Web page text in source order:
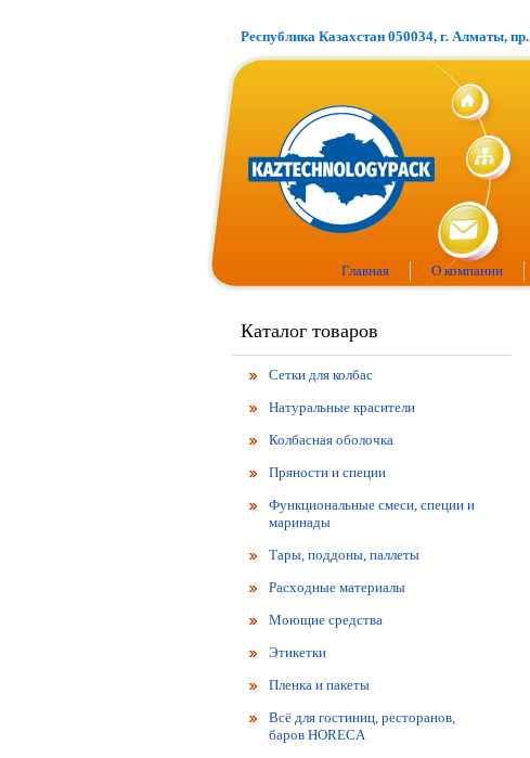
Республика Казахстан 050034, г. Алматы,
Главная О компании
Каталог товаров
Сетки для колбас
Натуральные красители
Колбасная оболочка
Пряности и специи
Функциональные смеси, специи и
маринады
Тары, поддоны, паллеты
Расходные материалы
Моющие средства
Этикетки
Пленка и пакеты
Всё для гостиниц, ресторанов,
баров HORECA